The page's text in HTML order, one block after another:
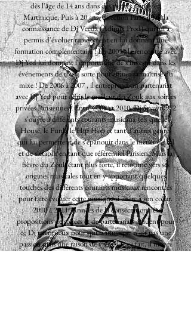
dès l'âge de 14 ans dans des petites soirées en
Martinique, Puis à 20 ans, direction Paris, il fait la
connaissance de Dj Veeda (Adimix Prod) qui lui a
permis d'évoluer rapidement en lui donnant une
formation complémentaire ! En 2005 , la rencontre avec
Dj Yed lui donnent l'opportunité de s'investir dans les
événements de toute sorte pour affiner sa maîtrise du
mixe ! De 2006 à 2007 , il entreprend un partenariat
avec Dj Yed pour offrir le meilleur du Zouk aux soirées
privées Parisiennes ! Entre 2008 et 2010, Dj Spawn 972
s'ouvre à différents courants musicaux tels que le
House, le Funk, le Hip Hop et tant d'autres genres
qui lui permettent de s'épanouir dans le métier de DJ
et de s'établir en tant que référentiel Parisien. Mais la
fièvre du Zouk étant plus forte, il retourne vers ses
origines musicales tout en y apportant quelques
touches des différents courants musicaux rencontrés
pour faire évoluer cette musique si chère à son cœur.
2010 à 2011: Années de la consécration, les
propositions de soirées et de partenariats affluent pour
ce Dj talentueux pour qui la musique n'est pas une
passion mais une raison de vivre. De ce fait, il monte